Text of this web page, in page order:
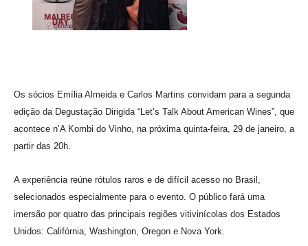
Os sócios Emília Almeida e Carlos Martins convidam para a segunda
edição da Degustação Dirigida “Let’s Talk About American Wines”, que
acontece n’A Kombi do Vinho, na próxima quinta-feira, 29 de janeiro, a
partir das 20h.
A experiência reúne rótulos raros e de difícil acesso no Brasil,
selecionados especialmente para o evento. O público fará uma
imersão por quatro das principais regiões vitivinícolas dos Estados
Unidos: Califórnia, Washington, Oregon e Nova York.